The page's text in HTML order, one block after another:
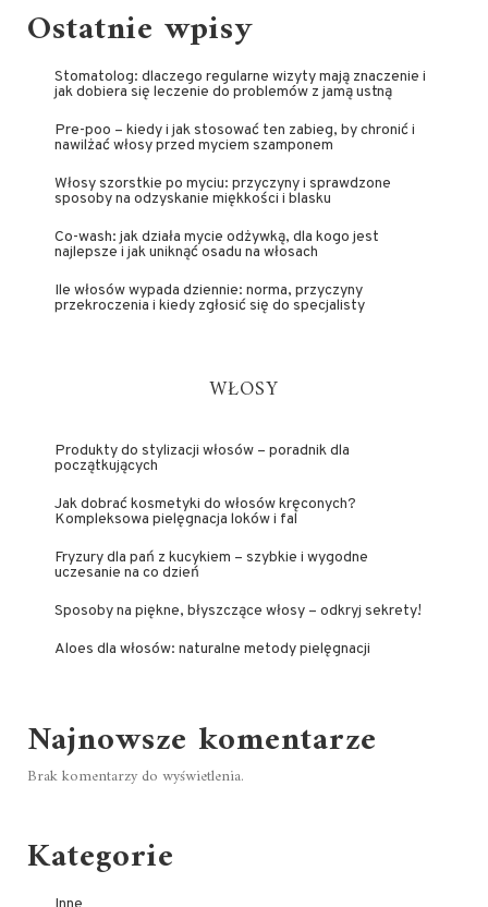
Ostatnie wpisy
Stomatolog: dlaczego regularne wizyty mają znaczenie i
jak dobiera się leczenie do problemów z jamą ustną
Pre-poo – kiedy i jak stosować ten zabieg, by chronić i
nawilżać włosy przed myciem szamponem
Włosy szorstkie po myciu: przyczyny i sprawdzone
sposoby na odzyskanie miękkości i blasku
Co-wash: jak działa mycie odżywką, dla kogo jest
najlepsze i jak uniknąć osadu na włosach
Ile włosów wypada dziennie: norma, przyczyny
przekroczenia i kiedy zgłosić się do specjalisty
WŁOSY
Produkty do stylizacji włosów – poradnik dla
początkujących
Jak dobrać kosmetyki do włosów kręconych?
Kompleksowa pielęgnacja loków i fal
Fryzury dla pań z kucykiem – szybkie i wygodne
uczesanie na co dzień
Sposoby na piękne, błyszczące włosy – odkryj sekrety!
Aloes dla włosów: naturalne metody pielęgnacji
Najnowsze komentarze
Brak komentarzy do wyświetlenia.
Kategorie